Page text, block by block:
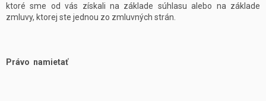
ktoré sme od vás získali na základe súhlasu alebo na základe
zmluvy, ktorej ste jednou zo zmluvných strán.
Právo namietať